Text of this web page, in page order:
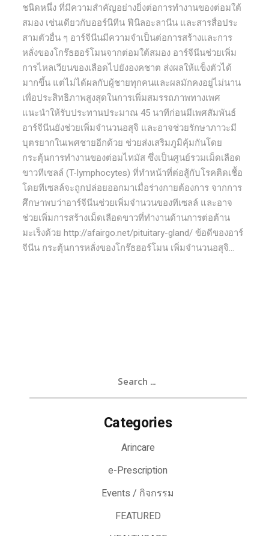
ชนิดหนึ่ง ที่มีความสำคัญอย่างยิ่งต่อการทำงานของต่อมใต้
สมอง เช่นเดียวกับออร์นิทีน ฟีนิลอะลานีน และสารสื่อประ
สามตัวอื่น ๆ อาร์จีนีนมีความจำเป็นต่อการสร้างและการ
หลั่งของโกร๊ธฮอร์โมนจากต่อมใต้สมอง อาร์จีนีนช่วยเพิ่ม
การไหลเวียนของเลือดไปยังองคชาต ส่งผลให้แข็งตัวได้
มากขึ้น แต่ไม่ได้ผลกับผู้ชายทุกคนและผลมักคงอยู่ไม่นาน
เพื่อประสิทธิภาพสูงสุดในการเพิ่มสมรรถภาพทางเพศ
แนะนำให้รับประทานประมาณ 45 นาทีก่อนมีเพศสัมพันธ์
อาร์จีนีนยังช่วยเพิ่มจำนวนอสุจิ และอาจช่วยรักษาภาวะมี
บุตรยากในเพศชายอีกด้วย ช่วยส่งเสริมภูมิคุ้มกันโดย
กระตุ้นการทำงานของต่อมไทมัส ซึ่งเป็นศูนย์รวมเม็ดเลือด
ขาวทีเซลล์ (T-lymphocytes) ที่ทำหน้าที่ต่อสู้กับโรคติดเชื้อ
โดยทีเซลล์จะถูกปล่อยออกมาเมื่อร่างกายต้องการ จากการ
ศึกษาพบว่าอาร์จีนีนช่วยเพิ่มจำนวนของทีเซลล์ และอาจ
ช่วยเพิ่มการสร้างเม็ดเลือดขาวที่ทำงานด้านการต่อต้าน
มะเร็งด้วย http://afairgo.net/pituitary-gland/ ข้อดีของอาร์
จีนีน กระตุ้นการหลั่งของโกร๊ธฮอร์โมน เพิ่มจำนวนอสุจิ...
Categories
Arincare
e-Prescription
Events / กิจกรรม
FEATURED